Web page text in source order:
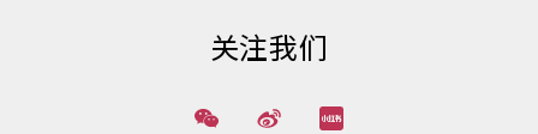
关注我们